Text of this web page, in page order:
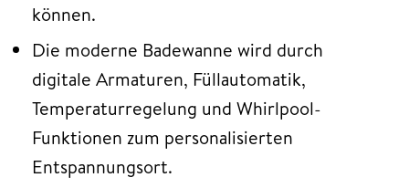
können.
Die moderne Badewanne wird durch
digitale Armaturen, Füllautomatik,
Temperaturregelung und Whirlpool-
Funktionen zum personalisierten
Entspannungsort.